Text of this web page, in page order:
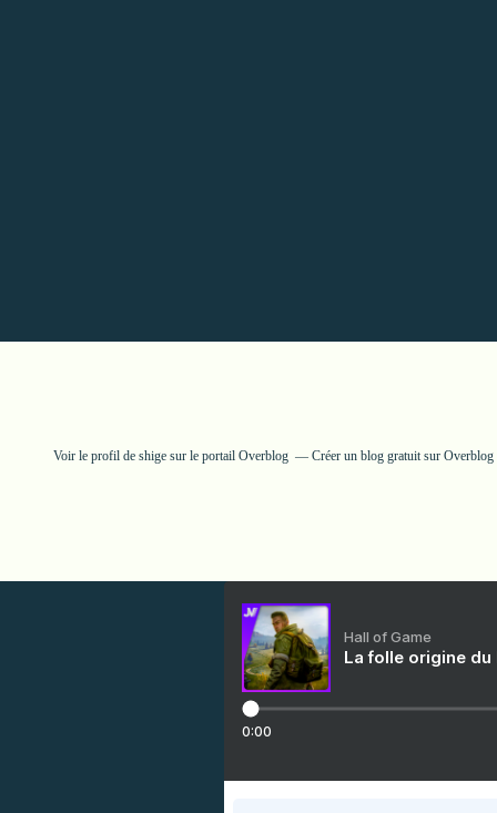
Voir le profil de shige sur le portail Overblog Créer un blog gratuit sur Overblog
Hall of Game
La folle origine du
0:00